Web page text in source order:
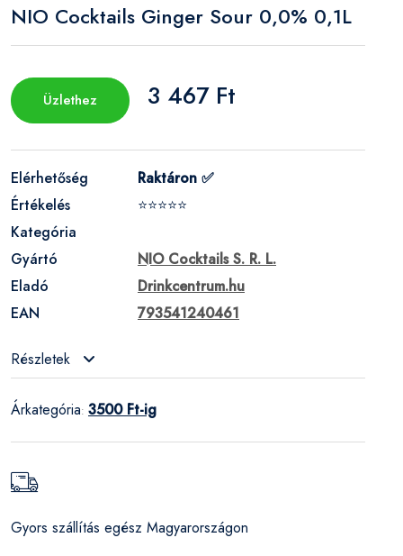
NIO Cocktails Ginger Sour 0,0% 0,1L
Üzlethez 3 467 Ft
Elérhetőség
Raktáron ✅
Értékelés
⭐⭐⭐⭐⭐
Kategória
Gyártó
NIO Cocktails S. R. L.
Eladó
Drinkcentrum.hu
EAN
793541240461
Részletek
Árkategória: 3500 Ft-ig
Gyors szállítás egész Magyarországon